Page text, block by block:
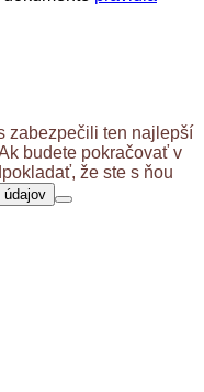
zabezpečili ten najlepší
budete pokračovať v
že ste s ňou
údajov